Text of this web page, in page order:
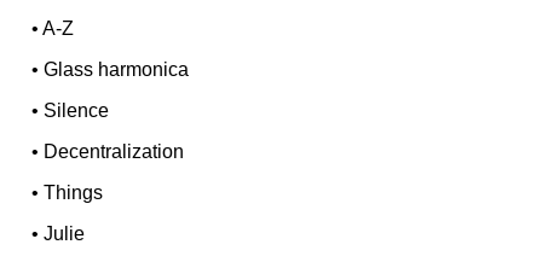
•A-Z
•Glass harmonica
• Silence
• Decentralization
•Things
•Julie